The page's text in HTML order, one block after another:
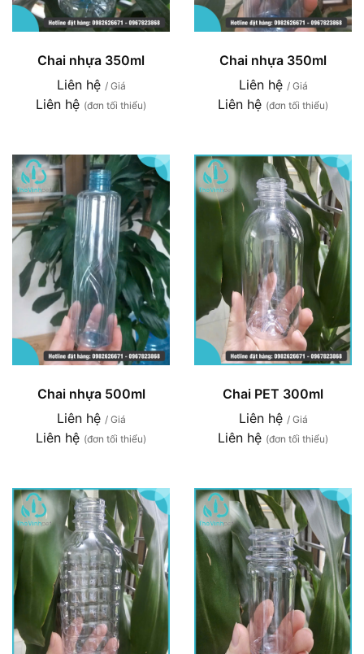
Chai nhựa 350ml
Liên hệ / Giá
Liên hệ (đơn tối thiểu)
Chai nhựa 350ml
Liên hệ / Giá
Liên hệ (đơn tối thiểu)
Chai nhựa 500ml
Liên hệ / Giá
Liên hệ (đơn tối thiểu)
Chai PET 300ml
Liên hệ / Giá
Liên hệ (đơn tối thiểu)